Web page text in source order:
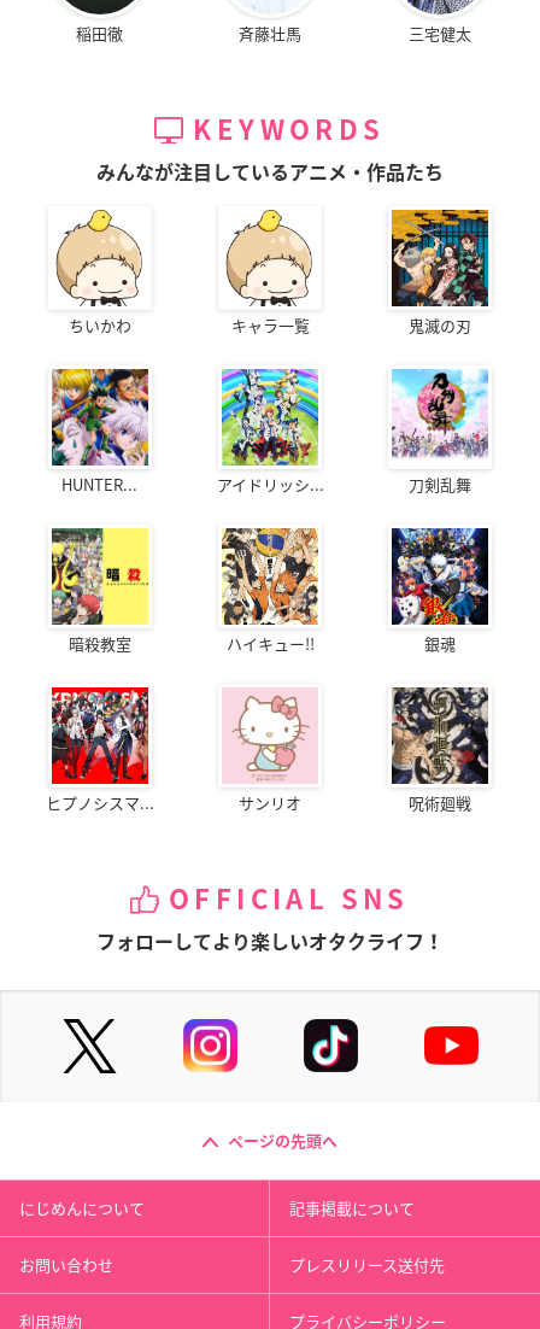
稲田徹 斉藤壮馬 三宅健太
KEYWORDS
みんなが注目しているアニメ・作品たち
ちいかわ キャラ一覧 鬼滅の刃
HUNTER... アイドリッシ... 刀剣乱舞
暗殺教室 ハイキュー!! 銀魂
ヒプノシスマ... サンリオ 呪術廻戦
OFFICIAL SNS
フォローしてより楽しいオタクライフ！
ページの先頭へ
にじめんについて 記事掲載について
お問い合わせ プレスリリース送付先
利用規約 プライバシーポリシー